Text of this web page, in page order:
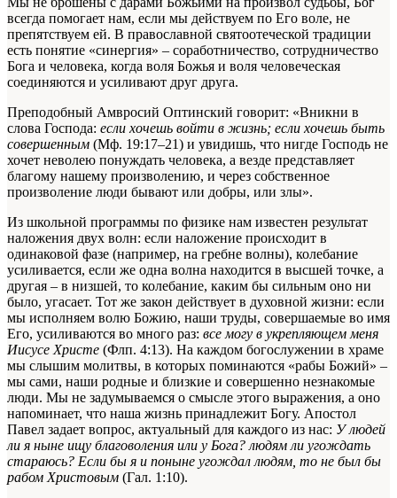
всегда помогает нам, если мы действуем по Его воле, не
препятствуем ей. В православной святоотеческой традиции
есть понятие «синергия» – соработничество, сотрудничество
Бога и человека, когда воля Божья и воля человеческая
соединяются и усиливают друг друга.
Преподобный Амвросий Оптинский говорит: «Вникни в
слова Господа: если хочешь войти в жизнь; если хочешь быть
совершенным (Мф. 19:17–21) и увидишь, что нигде Господь не
хочет неволею понуждать человека, а везде представляет
благому нашему произволению, и через собственное
произволение люди бывают или добры, или злы».
Из школьной программы по физике нам известен результат
наложения двух волн: если наложение происходит в
одинаковой фазе (например, на гребне волны), колебание
усиливается, если же одна волна находится в высшей точке, а
другая – в низшей, то колебание, каким бы сильным оно ни
было, угасает. Тот же закон действует в духовной жизни: если
мы исполняем волю Божию, наши труды, совершаемые во имя
Его, усиливаются во много раз: все могу в укрепляющем меня
Иисусе Христе (Флп. 4:13). На каждом богослужении в храме
мы слышим молитвы, в которых поминаются «рабы Божий» –
мы сами, наши родные и близкие и совершенно незнакомые
люди. Мы не задумываемся о смысле этого выражения, а оно
напоминает, что наша жизнь принадлежит Богу. Апостол
Павел задает вопрос, актуальный для каждого из нас: У людей
ли я ныне ищу благоволения или у Бога? людям ли угождать
стараюсь? Если бы я и поныне угождал людям, то не был бы
рабом Христовым (Гал. 1:10).